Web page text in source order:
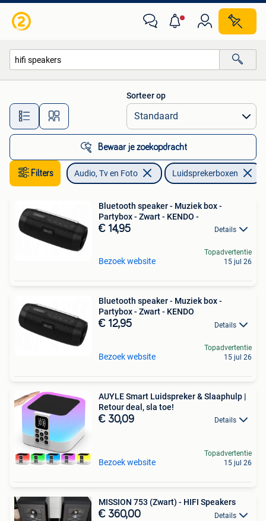
Alle afstanden…
Sorteer op
Bewaar je zoekopdracht
Filters Audio, Tv en Foto Luidsprekerboxen
Bluetooth speaker - Muziek box -
Partybox - Zwart - KENDO -
€ 14,95 Details
Bezoek website
Topadvertentie
15 jul 26
Bluetooth speaker - Muziek box -
Partybox - Zwart - KENDO
€ 12,95 Details
Bezoek website
Topadvertentie
15 jul 26
AUYLE Smart Luidspreker & Slaaphulp |
Retour deal, sla toe!
€ 30,09 Details
Bezoek website
Topadvertentie
15 jul 26
MISSION 753 (Zwart) - HIFI Speakers
€ 360,00 Details